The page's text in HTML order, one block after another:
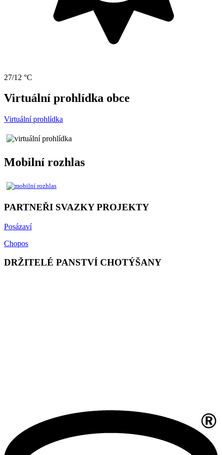
27/12 °C
Virtuální prohlídka obce
Virtuální prohlídka
Mobilní rozhlas
PARTNEŘI SVAZKY PROJEKTY
Posázaví
Chopos
DRŽITELÉ PANSTVÍ CHOTÝŠANY